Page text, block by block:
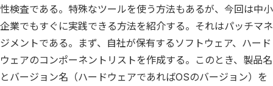
性検査である。特殊なツールを使う方法もあるが、今回は中小
企業でもすぐに実践できる方法を紹介する。それはパッチマネ
ジメントである。まず、自社が保有するソフトウェア、ハード
ウェアのコンポーネントリストを作成する。このとき、製品名
とバージョン名（ハードウェアであればOSのバージョン）を